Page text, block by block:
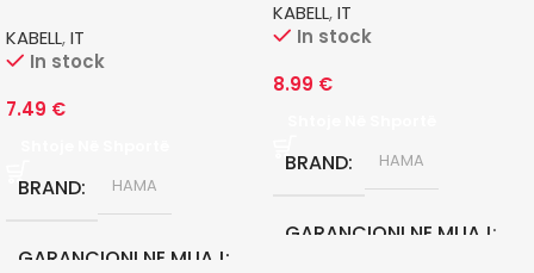
KABELL,IT
In stock
7.49 €
BRAND HAMA
GARANCIONI NE MUAJ
KABELL,IT
In stock
8.99 €
BRAND HAMA
GARANCIONI NE MUAJ